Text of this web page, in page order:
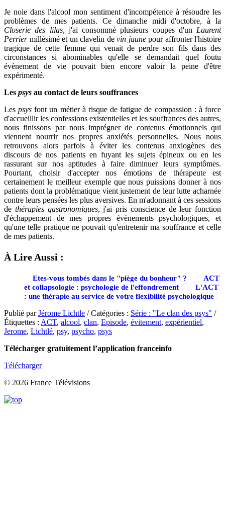
Je noie dans l'alcool mon sentiment d'incompétence à résoudre les
problèmes de mes patients. Ce dimanche midi d'octobre, à la
Closerie des lilas, j'ai consommé plusieurs coupes d'un Laurent
Perriermillésimé et un clavelin de vin jaunepour affronter l'histoire
tragique de cette femme qui venait de perdre son fils dans des
circonstances si abominables qu'elle se demandait quel foutu
évènement de vie pouvait bien encore valoir la peine d'être
expérimenté.
Les psys au contact de leurs souffrances
Lespsys font un métier à risque de fatigue de compassion : à force
d'accueillir les confessions existentielles et les souffrances des autres,
nous finissons par nous imprégner de contenus émotionnels qui
viennent nourrir nos propres anxiétés personnelles. Nous nous
retrouvons alors parfois à éviter les contenus anxiogènes des
discours de nos patients en fuyant les sujets épineux ou en les
rassurant sur nos aptitudes à faire diminuer leurs symptômes.
Pourtant, choisir d'accepter nos émotions de thérapeute est
certainement le meilleur exemple que nous puissions donner à nos
patients dont la problématique vient justement de leur lutte acharnée
contre leurs pensées les plus aversives. En m'adonnant à ces sessions
de thérapies gastronomiques, j'ai pris conscience de leur fonction
d'échappement de mes propres évènements psychologiques, et
qu'une telle pratique ne pouvait qu'entretenir ma souffrance et celle
de mes patients.
À Lire Aussi :
Etes-vous tombés dans le "piège du bonheur" ?
ACT
et collapsologie : psychologie de l'effondrement
L'ACT
: une thérapie au service de votre flexibilité psychologique
Publié parJérome Lichtle / Catégories : Série : "Le clan des psys" /
Étiquettes : ACT, alcool, clan, Episode, évitement, expérientiel,
Jerome, Lichtlé, psy, psycho, psys
Télécharger gratuitement l’application franceinfo
Télécharger
© 2026 France Télévisions